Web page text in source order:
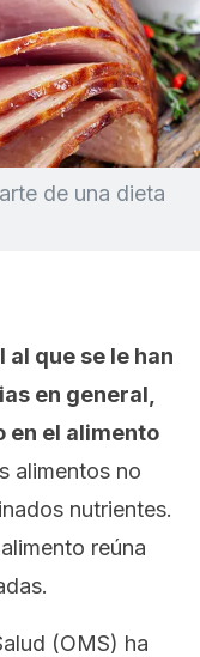
de una dieta
al que se le han
en general,
en el alimento
alimentos no
nutrientes.
reúna
(OMS) ha